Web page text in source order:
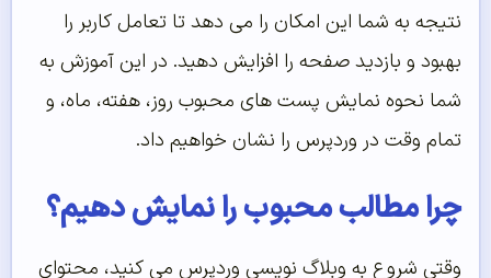
نتیجه به شما این امکان را می دهد تا تعامل کاربر را
بهبود و بازدید صفحه را افزایش دهید. در این آموزش به
شما نحوه نمایش پست های محبوب روز، هفته، ماه، و
تمام وقت در وردپرس را نشان خواهیم داد.
چرا مطالب محبوب را نمایش دهیم؟
وقتی شروع به وبلاگ نویسی وردپرس می کنید، محتوای